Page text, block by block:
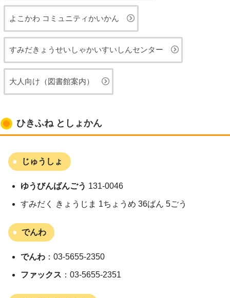
よこかわ コミュニティかいかん
すみだきょうせいしゃかいすいしんセンター
大人向け（図書館案内）
ひきふね としょかん
じゅうしょ
ゆうびんばんごう 131-0046
すみだく きょうじま 1ちょうめ 36ばん 5ごう
でんわ
でんわ ：03-5655-2350
ファックス ：03-5655-2351